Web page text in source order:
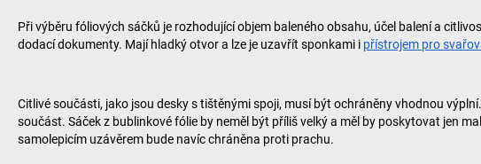
Při výběru fóliových sáčků je rozhodující objem baleného obsahu, účel balení a
dodací dokumenty. Mají hladký otvor a lze je uzavřít sponkami i přístrojem pro
Citlivé součásti, jako jsou desky s tištěnými spoji, musí být ochráněny vhodnou
součást. Sáček z bublinkové fólie by neměl být příliš velký a měl by poskytovat jen
samolepicím uzávěrem bude navíc chráněna proti prachu.